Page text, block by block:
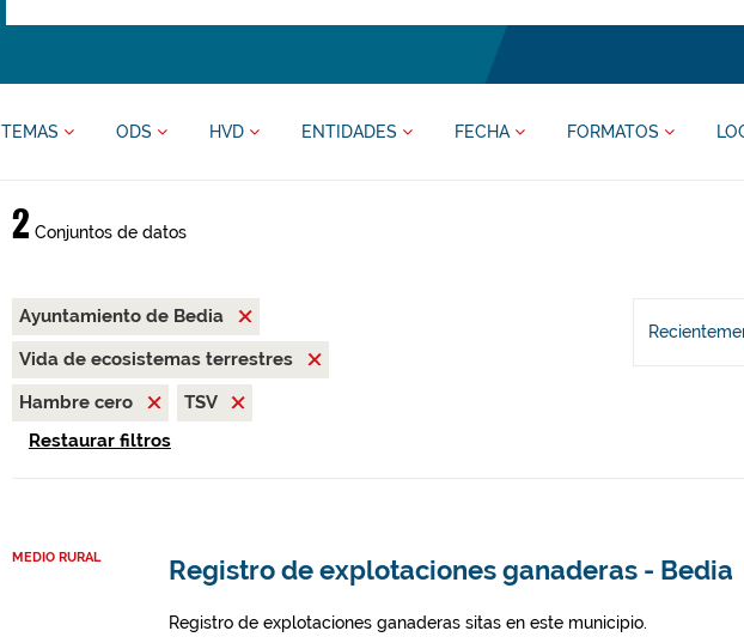
TEMAS ODS HVD ENTIDADES FECHA FORMATOS
2 Conjuntos de datos
Ayuntamiento de Bedia
Vida de ecosistemas terrestres
Hambre cero
TSV
Restaurar filtros
MEDIO RURAL Registro de explotaciones ganaderas - Bedia
Registro de explotaciones ganaderas sitas en este municipio.